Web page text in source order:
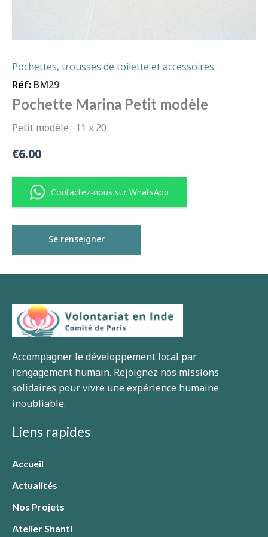
Pochettes, trousses de toilette et accessoires
Réf: BM29
Pochette Marina Petit modèle
Petit modèle : 11 x 20
€6.00
Contactez-nous sur WhatsApp
Accompagner le développement local par
l’engagement humain. Rejoignez nos missions
solidaires pour vivre une expérience humaine
inoubliable.
Liens rapides
Accueil
Actualités
Nos Projets
Atelier Shanti